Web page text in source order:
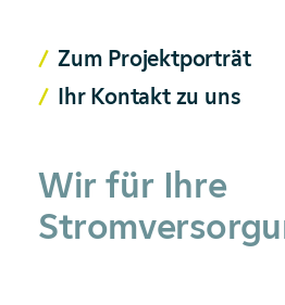
Zum Projektporträt
Ihr Kontakt zu uns
Wir für Ihre